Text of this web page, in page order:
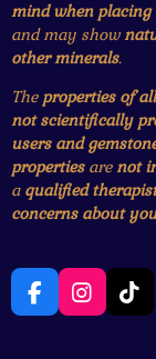
mind when
and may show
other minerals.
The properties of
not scientifically
users and
propertiesarenot
a qualified
concerns about
F
a
I
n
T
i